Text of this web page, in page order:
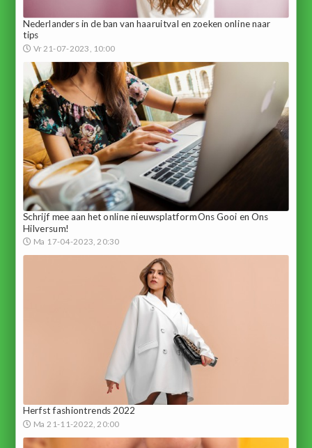
Nederlanders in de ban van haaruitval en zoeken online naar
tips
Vr 21-07-2023, 10:00
Schrijf mee aan het online nieuwsplatform Ons Gooi en Ons
Hilversum!
Ma 17-04-2023, 20:30
Herfst fashiontrends 2022
Ma 21-11-2022, 20:00